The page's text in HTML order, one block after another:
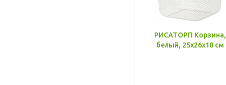
РИСАТОРП Корзина,
белый, 25x26x18 см